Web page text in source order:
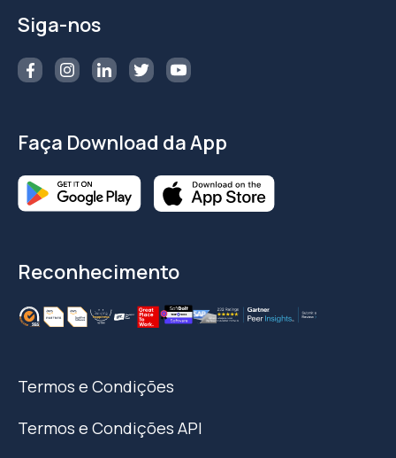
Siga-nos
Faça Download da App
Reconhecimento
Termos e Condições
Termos e Condições API